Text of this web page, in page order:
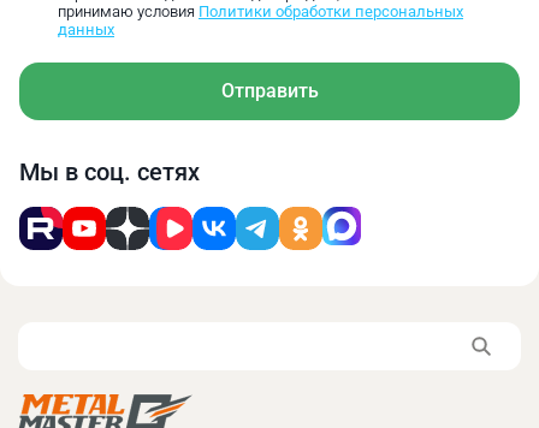
принимаю условия Политики обработки персональных
данных
Отправить
Мы в соц. сетях